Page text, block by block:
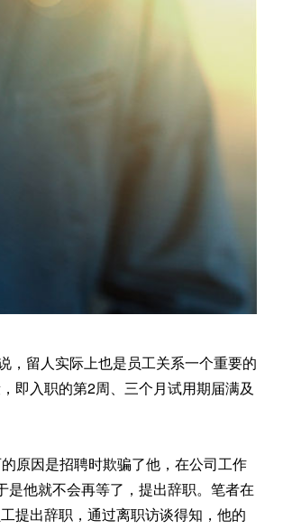
留人实际上也是员工关系一个重要的
即入职的第2周、三个月试用期届满及
原因是招聘时欺骗了他，在公司工作
他就不会再等了，提出辞职。笔者在
提出辞职，通过离职访谈得知，他的